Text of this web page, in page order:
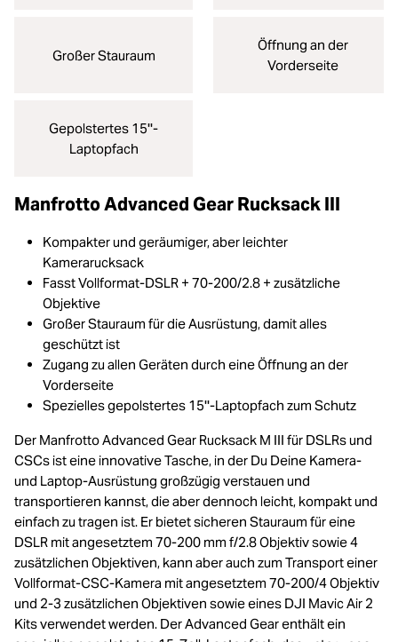
Großer Stauraum
Öffnung an der
Vorderseite
Gepolstertes 15''-
Laptopfach
Manfrotto Advanced Gear Rucksack III
Kompakter und geräumiger, aber leichter
Kamerarucksack
Fasst Vollformat-DSLR + 70-200/2.8 + zusätzliche
Objektive
Großer Stauraum für die Ausrüstung, damit alles
geschützt ist
Zugang zu allen Geräten durch eine Öffnung an der
Vorderseite
Spezielles gepolstertes 15''-Laptopfach zum Schutz
Der Manfrotto Advanced Gear Rucksack M III für DSLRs und
CSCs ist eine innovative Tasche, in der Du Deine Kamera-
und Laptop-Ausrüstung großzügig verstauen und
transportieren kannst, die aber dennoch leicht, kompakt und
einfach zu tragen ist. Er bietet sicheren Stauraum für eine
DSLR mit angesetztem 70-200 mm f/2.8 Objektiv sowie 4
zusätzlichen Objektiven, kann aber auch zum Transport einer
Vollformat-CSC-Kamera mit angesetztem 70-200/4 Objektiv
und 2-3 zusätzlichen Objektiven sowie eines DJI Mavic Air 2
Kits verwendet werden. Der Advanced Gear enthält ein